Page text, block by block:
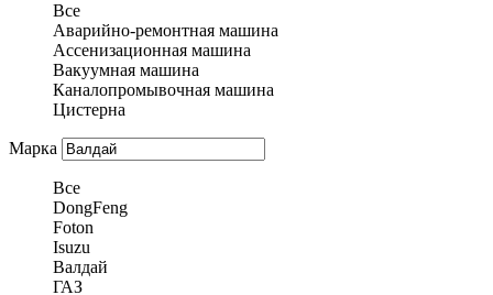
Все
Аварийно-ремонтная машина
Ассенизационная машина
Вакуумная машина
Каналопромывочная машина
Цистерна
Марка
Все
DongFeng
Foton
Isuzu
Валдай
ГАЗ